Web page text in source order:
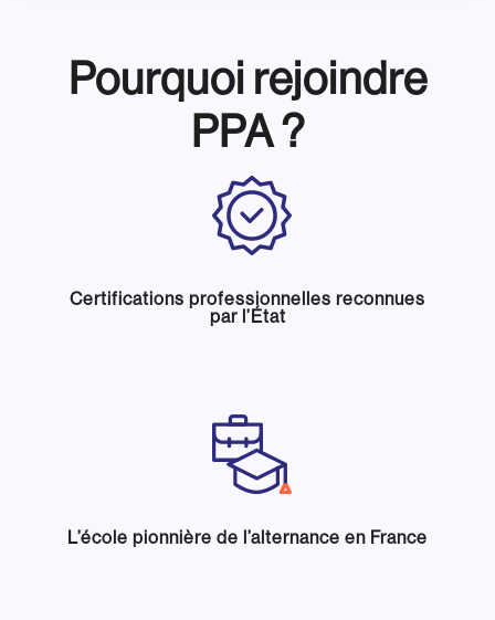
Pourquoi rejoindre
PPA ?
Certifications professionnelles reconnues
par l’État
L’école pionnière de l’alternance en France